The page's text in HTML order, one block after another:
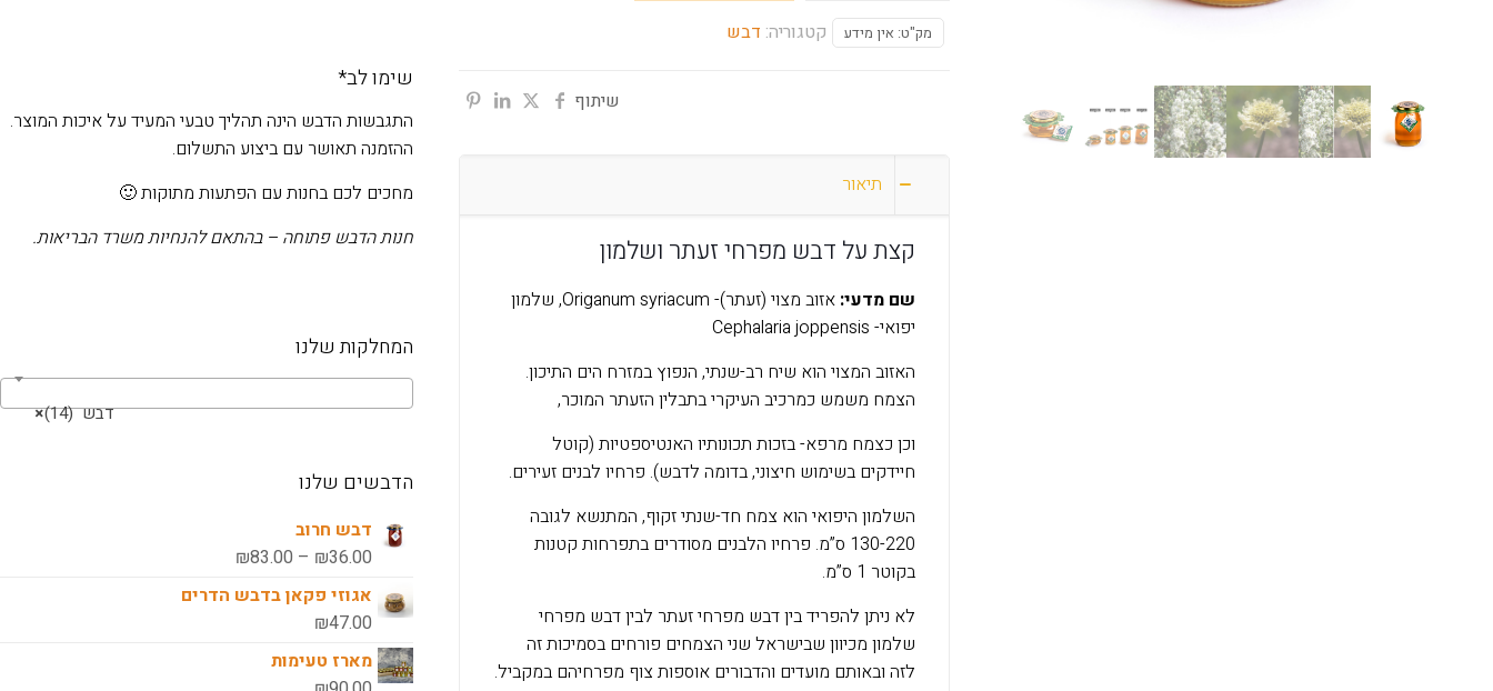
דבש
זעתר
מק"ט: אין מידע קטגוריה: דבש
שיתוף
תיאור
קצת על דבש מפרחי זעתר ושלמון
שם מדעי:
אזוב מצוי (זעתר)- Origanum syriacum, שלמון
יפואי- Cephalaria joppensis
האזוב המצוי הוא שיח רב-שנתי, הנפוץ במזרח הים התיכון.
הצמח משמש כמרכיב העיקרי בתבלין הזעתר המוכר,
וכן כצמח מרפא- בזכות תכונותיו האנטיספטיות (קוטל
חיידקים בשימוש חיצוני, בדומה לדבש). פרחיו לבנים זעירים.
השלמון היפואי הוא צמח חד-שנתי זקוף, המתנשא לגובה
130-220 ס”מ. פרחיו הלבנים מסודרים בתפרחות קטנות
בקוטר 1 ס”מ.
לא ניתן להפריד בין דבש מפרחי זעתר לבין דבש מפרחי
שלמון מכיוון שבישראל שני הצמחים פורחים בסמיכות זה
לזה ובאותם מועדים והדבורים אוספות צוף מפרחיהם במקביל.
שימו לב*
התגבשות הדבש הינה תהליך טבעי המעיד על איכות המוצר.
ההזמנה תאושר עם ביצוע התשלום.
מחכים לכם בחנות עם הפתעות מתוקות 🙂
חנות הדבש פתוחה – בהתאם להנחיות משרד הבריאות.
המחלקות שלנו
× דבש (14)
הדבשים שלנו
דבש חרוב
₪36.00
–
₪83.00 טווח
מחירים:
אגוזי פקאן בדבש הדרים
₪47.00
מארז טעימות